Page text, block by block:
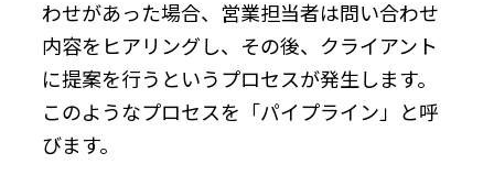
わせがあった場合、営業担当者は問い合わせ
内容をヒアリングし、その後、クライアント
に提案を行うというプロセスが発生します。
このようなプロセスを「パイプライン」と呼
びます。